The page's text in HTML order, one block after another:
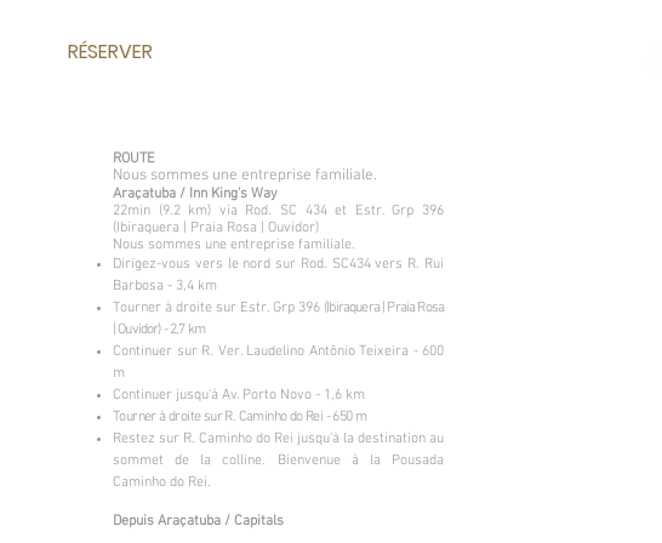
RÉSERVER
ROUTE
Nous sommes une entreprise familiale.
Araçatuba / Inn King's Way
22min (9.2 km) via Rod. SC 434 et Estr. Grp 396
(Ibiraquera | Praia Rosa | Ouvidor)
Nous sommes une entreprise familiale.
Dirigez-vous vers le nord sur Rod. SC434 vers R. Rui
Barbosa - 3,4 km
Tourner à droite sur Estr. Grp 396 (Ibiraquera | Praia Rosa
| Ouvidor) - 2,7 km
Continuer sur R. Ver. Laudelino Antônio Teixeira - 600
m
Continuer jusqu'à Av. Porto Novo - 1,6 km
Tourner à droite sur R. Caminho do Rei - 650 m
Restez sur R. Caminho do Rei jusqu'à la destination au
sommet de la colline. Bienvenue à la Pousada
Caminho do Rei.
Depuis Araçatuba / Capitals